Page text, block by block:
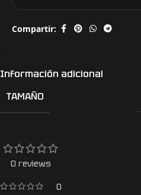
Compartir:
Información adicional
TAMAÑO
0 reviews
0